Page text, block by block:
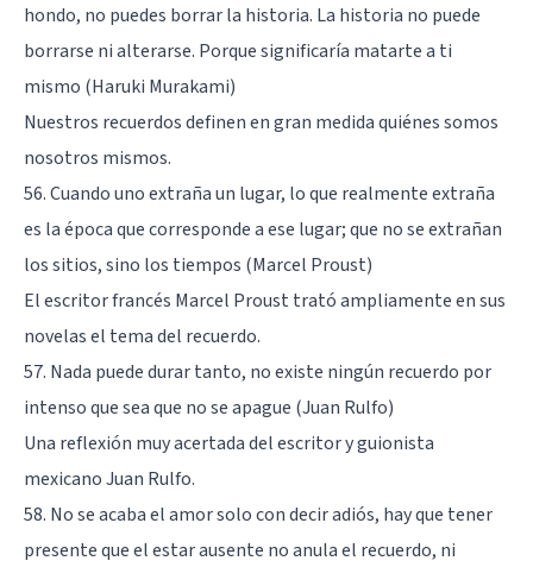
hondo, no puedes borrar la historia. La historia no puede
borrarse ni alterarse. Porque significaría matarte a ti
mismo (Haruki Murakami)
Nuestros recuerdos definen en gran medida quiénes somos
nosotros mismos.
56. Cuando uno extraña un lugar, lo que realmente extraña
es la época que corresponde a ese lugar; que no se extrañan
los sitios, sino los tiempos (Marcel Proust)
El escritor francés Marcel Proust trató ampliamente en sus
novelas el tema del recuerdo.
57. Nada puede durar tanto, no existe ningún recuerdo por
intenso que sea que no se apague (Juan Rulfo)
Una reflexión muy acertada del escritor y guionista
mexicano Juan Rulfo.
58. No se acaba el amor solo con decir adiós, hay que tener
presente que el estar ausente no anula el recuerdo, ni